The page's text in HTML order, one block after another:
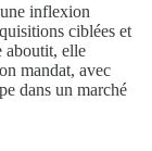
inflexion
ciblées et
aboutit, elle
mandat, avec
dans un marché